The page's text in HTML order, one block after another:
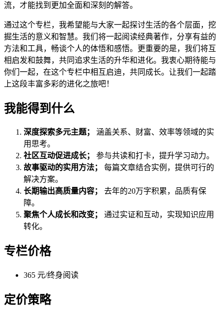
流，才能找到更加全面和深刻的解答。
通过这个专栏，我希望能与大家一起探讨生活的各个层面，挖
掘生活的意义和智慧。我们将一起阅读经典著作，分享有益的
方法和工具，畅谈个人的体悟和感悟。更重要的是，我们将互
相启发和鼓舞，共同追求生活的升华和进化。我衷心期待能与
你们一起，在这个专栏中相互启迪，共同成长。让我们一起踏
上这段丰富多彩的进化之旅吧！
我能得到什么
深度探索多元主题；
涵盖关系、财富、效率等领域的实
用思考。
社区互动促进成长；
参与共读和打卡，提升学习动力。
故事驱动的实用方法；
每篇文章结合实例，提供可行的
解决方案。
长期输出高质量内容；
去年的20万字积累，品质有保
障。
聚焦个人成长和改变；
通过实证和互动，实现知识应用
转化。
专栏价格
365 元/终身阅读
定价策略